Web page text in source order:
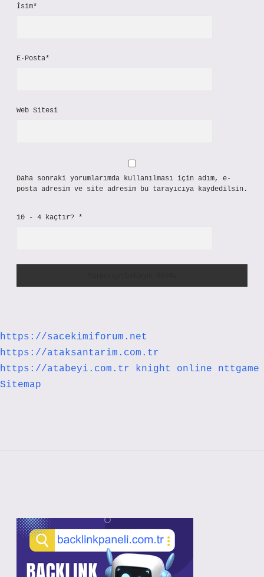
İsim*
E-Posta*
Web Sitesi
Daha sonraki yorumlarımda kullanılması için adım, e-
posta adresim ve site adresim bu tarayıcıya kaydedilsin.
10 - 4 kaçtır? *
https://sacekimiforum.net
https://ataksantarim.com.tr
https://atabeyi.com.tr
knight online
nttgame
Sitemap